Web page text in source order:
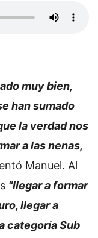
muy bien,
han sumado
la verdad nos
a las nenas,
Manuel. Al
"llegar a formar
llegar a
categoría Sub